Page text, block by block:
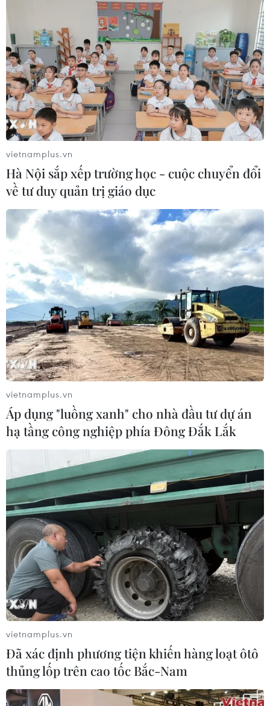
vietnamplus.vn
Hà Nội sắp xếp trường học - cuộc chuyển đổi
về tư duy quản trị giáo dục
vietnamplus.vn
Áp dụng "luồng xanh" cho nhà đầu tư dự án
hạ tầng công nghiệp phía Đông Đắk Lắk
vietnamplus.vn
Đã xác định phương tiện khiến hàng loạt ôtô
thủng lốp trên cao tốc Bắc-Nam